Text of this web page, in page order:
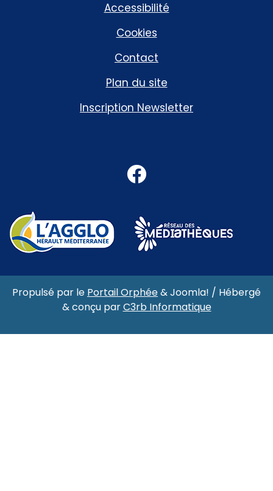
Accessibilité
Cookies
Contact
Plan du site
Inscription Newsletter
Propulsé par le Portail Orphée&Joomla! / Hébergé
& conçu parC3rb Informatique